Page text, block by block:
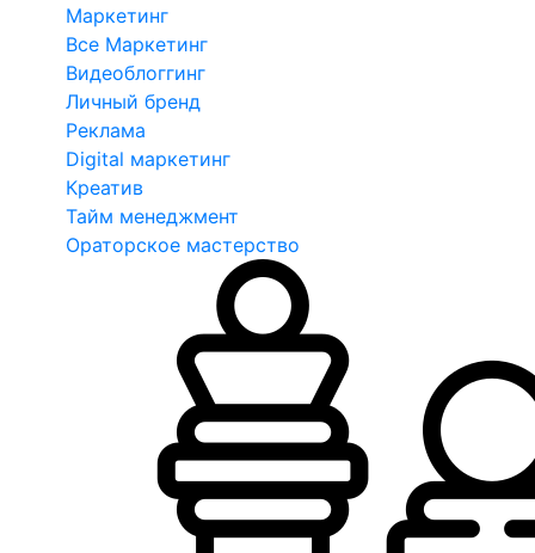
Маркетинг
Все Маркетинг
Видеоблоггинг
Личный бренд
Реклама
Digital маркетинг
Креатив
Тайм менеджмент
Ораторское мастерство